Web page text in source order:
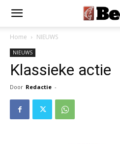
Home NIEUWS
NIEUWS
Klassieke actie
Door Redactie -